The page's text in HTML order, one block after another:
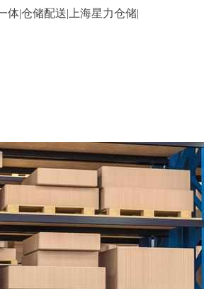
体|仓储配送|上海星力仓储|